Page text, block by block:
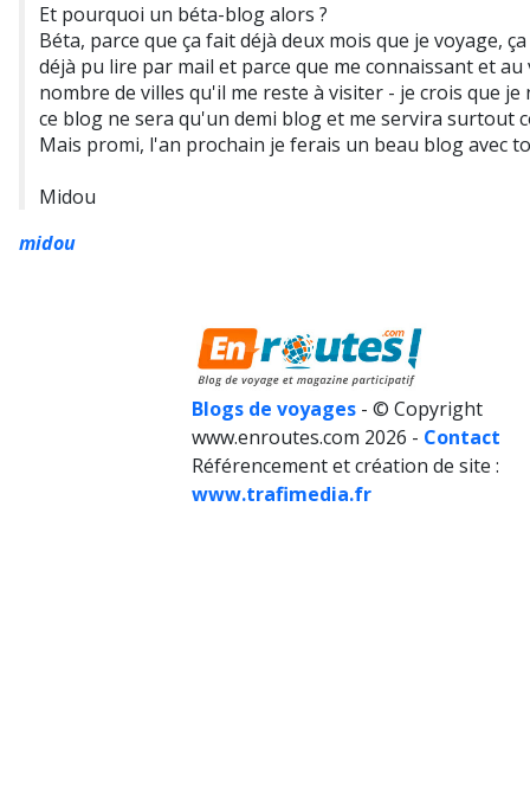
Et pourquoi un béta-blog alors ?
Béta, parce que ça fait déjà deux mois que je voyage,
déjà pu lire par mail et parce que me connaissant et
nombre de villes qu'il me reste à visiter - je crois que
ce blog ne sera qu'un demi blog et me servira surtout
Mais promi, l'an prochain je ferais un beau blog avec
Midou
midou
Blogs de voyages - © Copyright
www.enroutes.com 2026 - Contact
Référencement et création de site :
www.trafimedia.fr